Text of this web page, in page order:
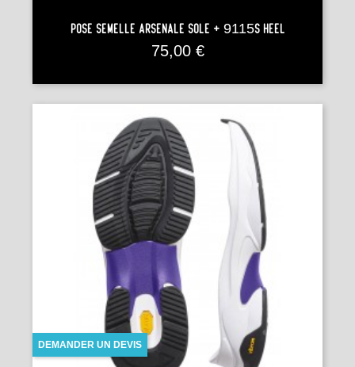
Pose Semelle ARSENALE SOLE + 9115S HEEL
Prix
75,00 €
DEMANDER UN DEVIS